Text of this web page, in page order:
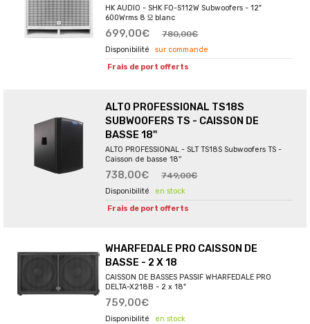
HK AUDIO - SHK FO-S112W Subwoofers - 12"
600Wrms 8 Ω blanc
699,00€ 780,00€
sur commande
Frais de port offerts
ALTO PROFESSIONAL TS18S
SUBWOOFERS TS - CAISSON DE
BASSE 18''
ALTO PROFESSIONAL - SLT TS18S Subwoofers TS -
Caisson de basse 18''
738,00€ 749,00€
en stock
Frais de port offerts
WHARFEDALE PRO CAISSON DE
BASSE - 2 X 18
CAISSON DE BASSES PASSIF WHARFEDALE PRO
DELTA-X218B - 2 x 18"
759,00€
en stock